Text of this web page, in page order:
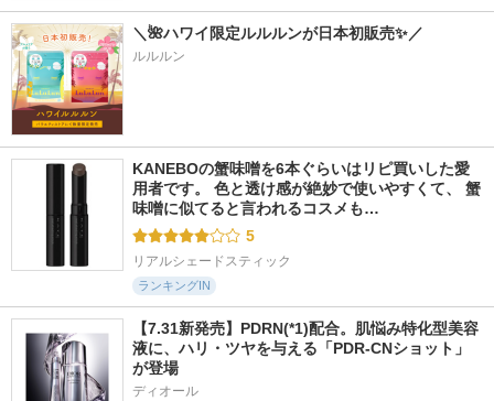
5.3
261件
ブラックマグマ ホ
ットクレンジングオ
イル
ロゼット
5.5
95件
5.6
17350件
＼🌺ハワイ限定ルルルンが日本初販売✨／
ルルルン
KANEBOの蟹味噌を6本ぐらいはリピ買いした愛
用者です。 色と透け感が絶妙で使いやすくて、 蟹
味噌に似てると言われるコスメも…
5
リアルシェードスティック
ランキングIN
【7.31新発売】PDRN(*1)配合。肌悩み特化型美容
液に、ハリ・ツヤを与える「PDR-CNショット」
が登場
ディオール